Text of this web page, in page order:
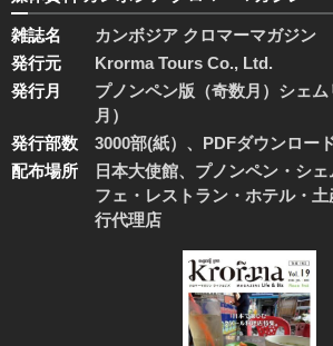
雑誌名
カンボジア クロマーマガジン
発行元
Krorma Tours Co., Ltd.
発行月
プノンペン版（奇数月）シェ
月）
発行部数
3000部(紙）、PDFダウンロー
配布場所
日本大使館、プノンペン・シ
フェ・レストラン・ホテル・
行代理店